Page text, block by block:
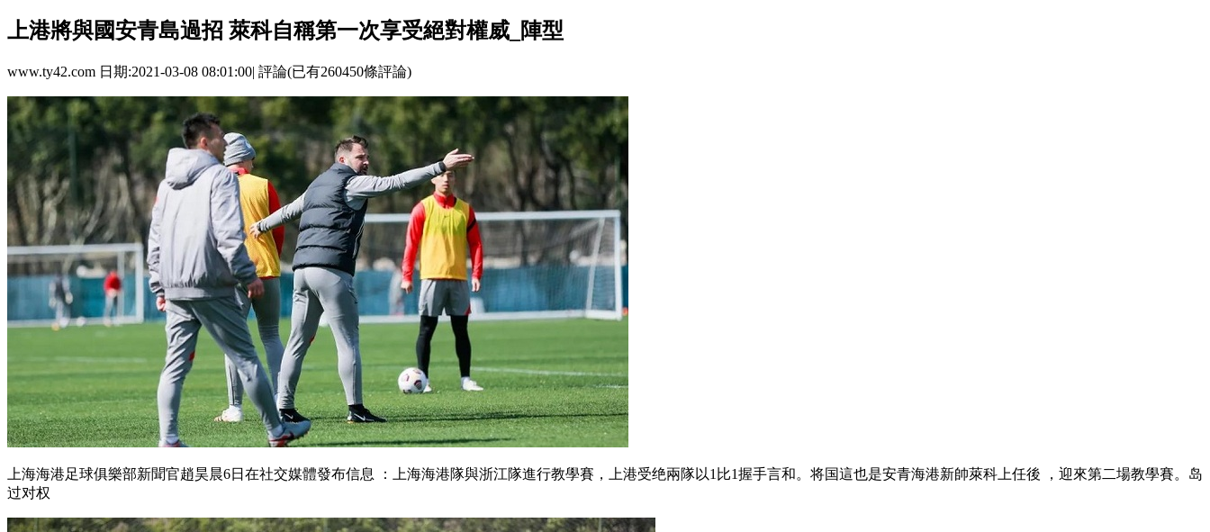
上港將與國安青島過招 萊科自稱第一次享受絕對權威_陣型
www.ty42.com 日期:2021-03-08 08:01:00| 評論(已有260450條評論)
上海海港足球俱樂部新聞官趙昊晨6日在社交媒體發布信息 ：上海海港隊與浙江隊進行教學賽，上港受绝兩隊以1比1握手言和 。将国這也是安青海港新帥萊科上任後 ，迎來第二場教學賽 。岛
过对权